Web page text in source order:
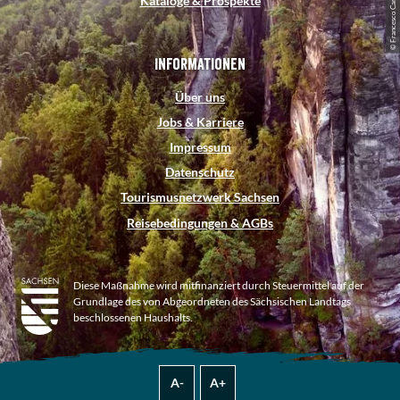
Informationen
Über uns
Jobs & Karriere
Impressum
Datenschutz
Tourismusnetzwerk Sachsen
Reisebedingungen & AGBs
Diese Maßnahme wird mitfinanziert durch Steuermittel auf der
Grundlage des von Abgeordneten des Sächsischen Landtags
beschlossenen Haushalts.
A- A+